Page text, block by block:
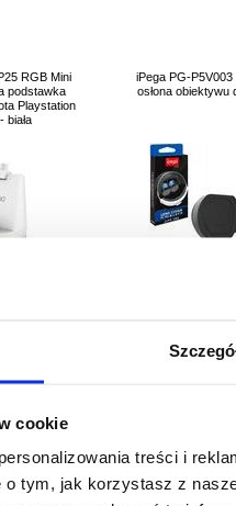
cookie
treści i
tym, jak korzystasz z
RGB Mini
podstawka
Playstation
biała
PLN
iPega PG-P5V003
osłona obiektywu